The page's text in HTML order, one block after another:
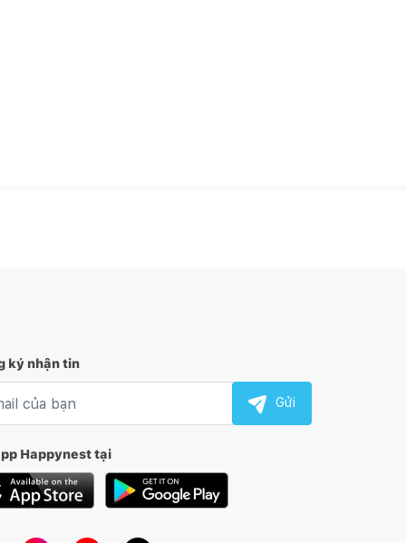
ký nhận tin
Gửi
Happynest tại